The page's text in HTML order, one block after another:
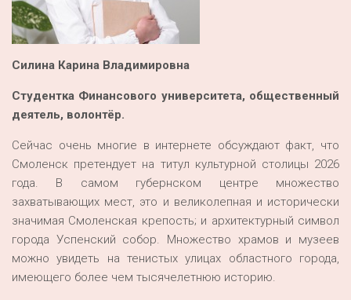
Силина Карина Владимировна
Студентка Финансового университета, общественный
деятель, волонтёр.
Сейчас очень многие в интернете обсуждают факт, что
Смоленск претендует на титул культурной столицы 2026
года. В самом губернском центре множество
захватывающих мест, это и великолепная и исторически
значимая Смоленская крепость; и архитектурный символ
города Успенский собор. Множество храмов и музеев
можно увидеть на тенистых улицах областного города,
имеющего более чем тысячелетнюю историю.